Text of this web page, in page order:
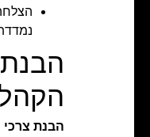
הבנת